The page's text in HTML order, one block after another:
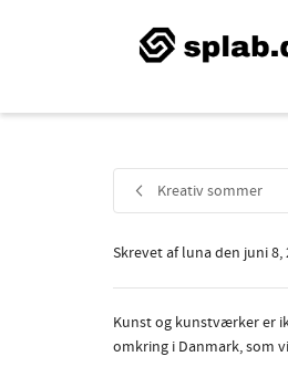
Kreativ sommer
Skrevet aflunaden juni 8,
Kunst og kunstværker er
omkring i Danmark, som